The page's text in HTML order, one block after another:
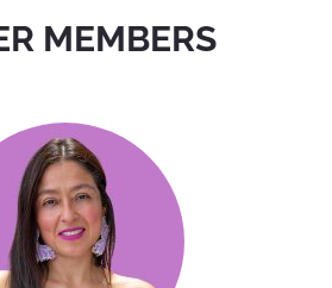
MEMBERS